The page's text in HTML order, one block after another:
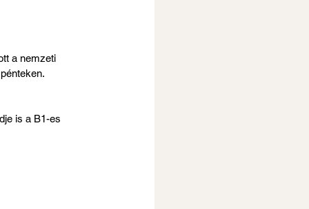
a nemzeti
is a B1-es